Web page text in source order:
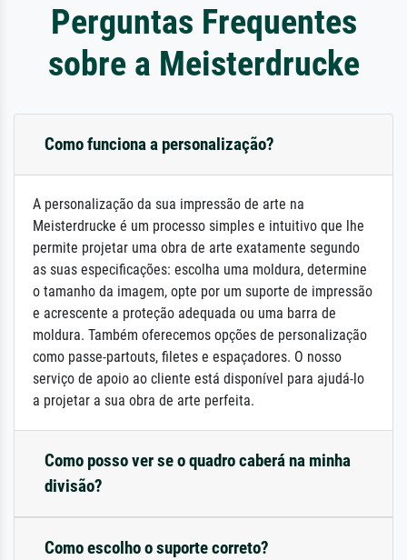
Perguntas Frequentes
sobre a Meisterdrucke
Como funciona a personalização?
A personalização da sua impressão de arte na
Meisterdrucke é um processo simples e intuitivo que lhe
permite projetar uma obra de arte exatamente segundo
as suas especificações: escolha uma moldura, determine
o tamanho da imagem, opte por um suporte de impressão
e acrescente a proteção adequada ou uma barra de
moldura. Também oferecemos opções de personalização
como passe-partouts, filetes e espaçadores. O nosso
serviço de apoio ao cliente está disponível para ajudá-lo
a projetar a sua obra de arte perfeita.
Como posso ver se o quadro caberá na minha
divisão?
Como escolho o suporte correto?